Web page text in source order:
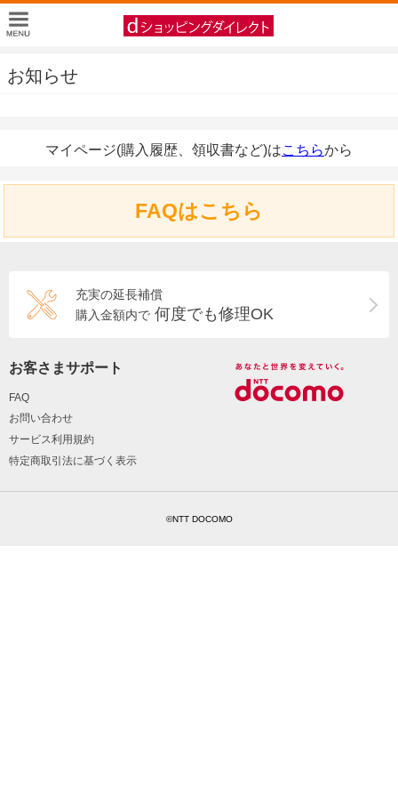
お知らせ
マイページ(購入履歴、領収書など)はこちらから
FAQはこちら
充実の延長補償
購入金額内で 何度でも修理OK
お客さまサポート
FAQ
お問い合わせ
サービス利用規約
特定商取引法に基づく表示
©NTT DOCOMO